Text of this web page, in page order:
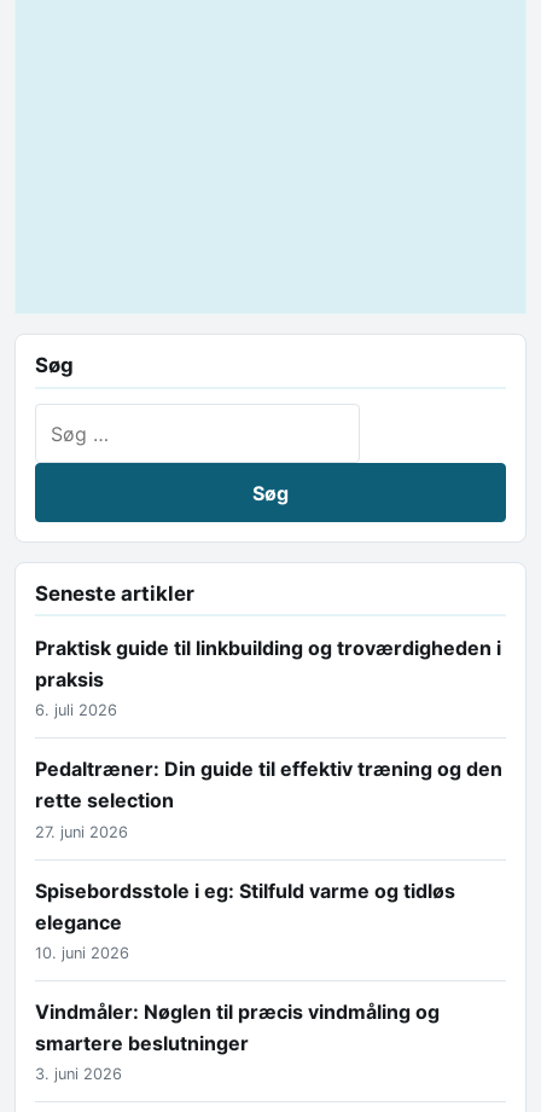
Søg
Seneste artikler
Praktisk guide til linkbuilding og troværdigheden i
praksis
6. juli 2026
Pedaltræner: Din guide til effektiv træning og den
rette selection
27. juni 2026
Spisebordsstole i eg: Stilfuld varme og tidløs
elegance
10. juni 2026
Vindmåler: Nøglen til præcis vindmåling og
smartere beslutninger
3. juni 2026